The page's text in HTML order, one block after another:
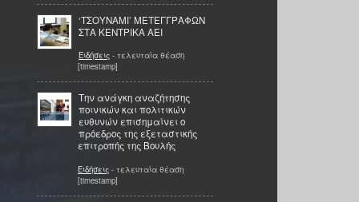
‘ΤΣΟΥΝΑΜΙ’ ΜΕΤΕΓΓΡΑΦΩΝ
ΣΤΑ ΚΕΝΤΡΙΚΑ ΑΕΙ
Ειδήσεις - τελευταία θέαση
[timestamp]
Την ανάγκη αναζήτησης
ποινικών και πολιτικών
ευθυνών επισημαίνει ο
πρόεδρος της εξεταστικής
επιτροπής της Βουλής
Ειδήσεις - τελευταία θέαση
[timestamp]